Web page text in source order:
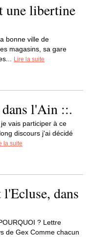
une libertine
bonne ville de
magasins, sa gare
Lire la suite
l'Ain ::.
vais participer à ce
discours j'ai décidé
la suite
dans
? Lettre
de Gex Comme chacun